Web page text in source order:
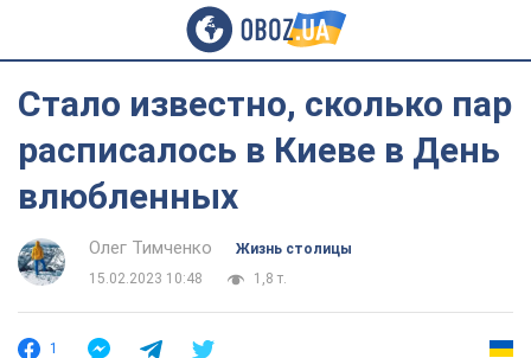
Стало известно, сколько пар
расписалось в Киеве в День
влюбленных
Олег Тимченко
Жизнь столицы
15.02.2023 10:48
1,8 т.
1